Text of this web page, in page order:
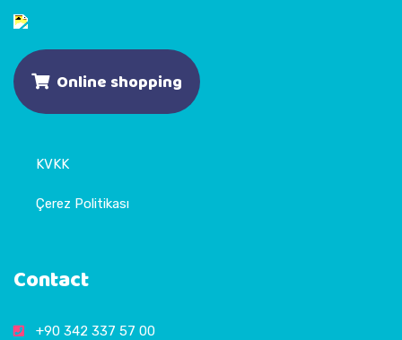
Online shopping
KVKK
Çerez Politikası
Contact
+90 342 337 57 00